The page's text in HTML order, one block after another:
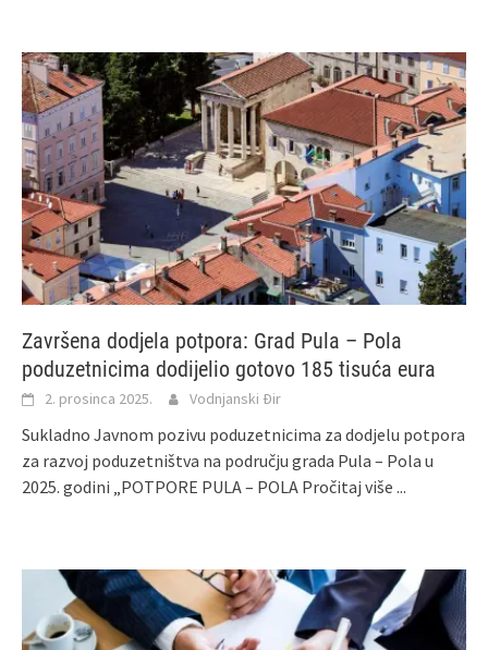
Završena dodjela potpora: Grad Pula – Pola
poduzetnicima dodijelio gotovo 185 tisuća eura
2. prosinca 2025. Vodnjanski Đir
Sukladno Javnom pozivu poduzetnicima za dodjelu potpora
za razvoj poduzetništva na području grada Pula – Pola u
2025. godini „POTPORE PULA – POLA Pročitaj više ...